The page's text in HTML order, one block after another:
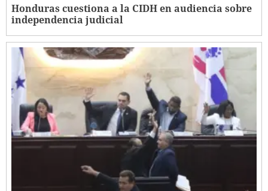
Honduras cuestiona a la CIDH en audiencia sobre
independencia judicial